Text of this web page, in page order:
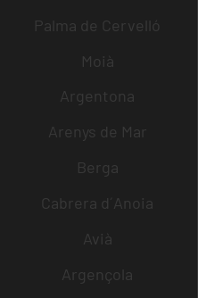
Palma de Cervelló
Moià
Argentona
Arenys de Mar
Berga
Cabrera d´Anoia
Avià
Argençola